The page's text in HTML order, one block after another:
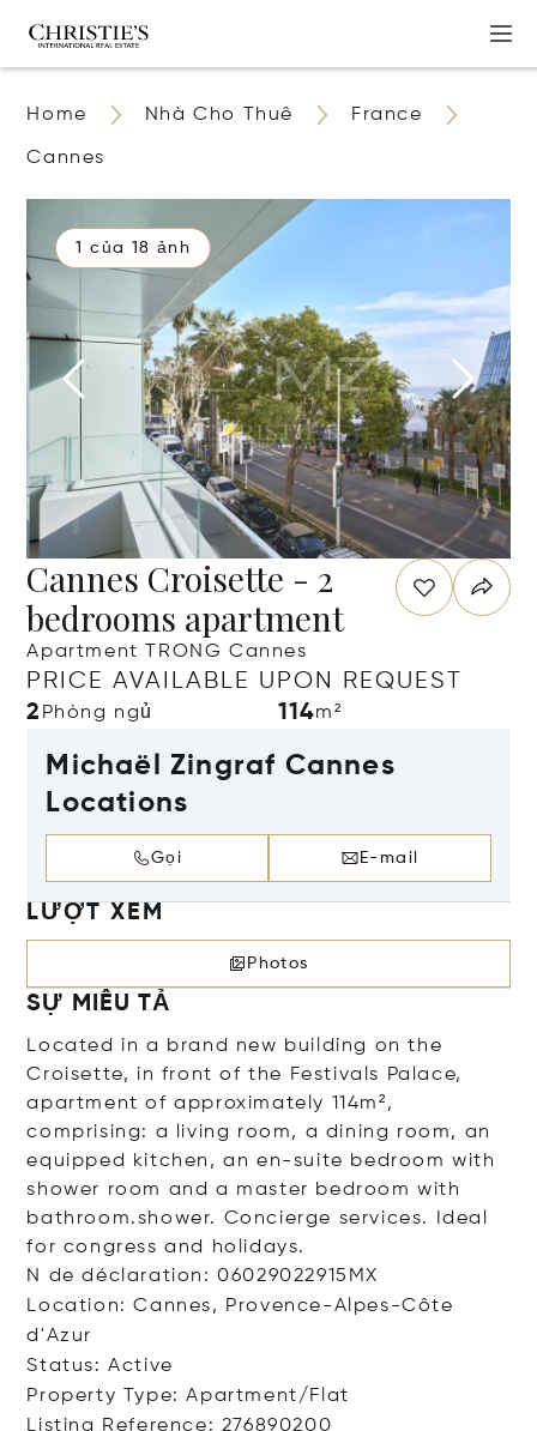
Home Nhà Cho Thuê France
Cannes
1 của 18 ảnh
Cannes Croisette - 2
bedrooms apartment
Apartment TRONG Cannes
PRICE AVAILABLE UPON REQUEST
2 Phòng ngủ 114m²
Michaël Zingraf Cannes
Locations
Gọi E-mail
LƯỢT XEM
Photos
SỰ MIÊU TẢ
Located in a brand new building on the
Croisette, in front of the Festivals Palace,
apartment of approximately 114m²,
comprising: a living room, a dining room, an
equipped kitchen, an en-suite bedroom with
shower room and a master bedroom with
bathroom.shower. Concierge services. Ideal
for congress and holidays.
N de déclaration: 06029022915MX
Location: Cannes, Provence-Alpes-Côte
d'Azur
Status: Active
Property Type: Apartment/Flat
Listing Reference: 276890200